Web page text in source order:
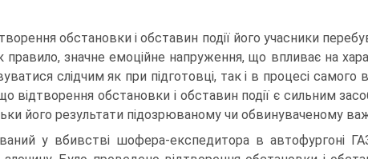
обстановки і обставин події його учасники
правило, значне емоційне напруження, що впливає на
слідчим як при підготовці, так і в процесі самого
що відтворення обстановки і обставин події є сильним
його результати підозрюваному чи обвинуваченому
у вбивстві шофера-експедитора в автофургоні